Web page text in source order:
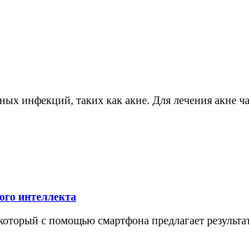
инфекций, таких как акне. Для лечения акне
интеллекта
с помощью смартфона предлагает